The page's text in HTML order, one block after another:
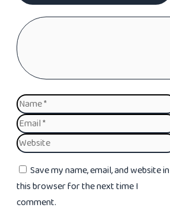
Comment
Name
Email
Website
Save my name, email, and website in
this browser for the next time I
comment.